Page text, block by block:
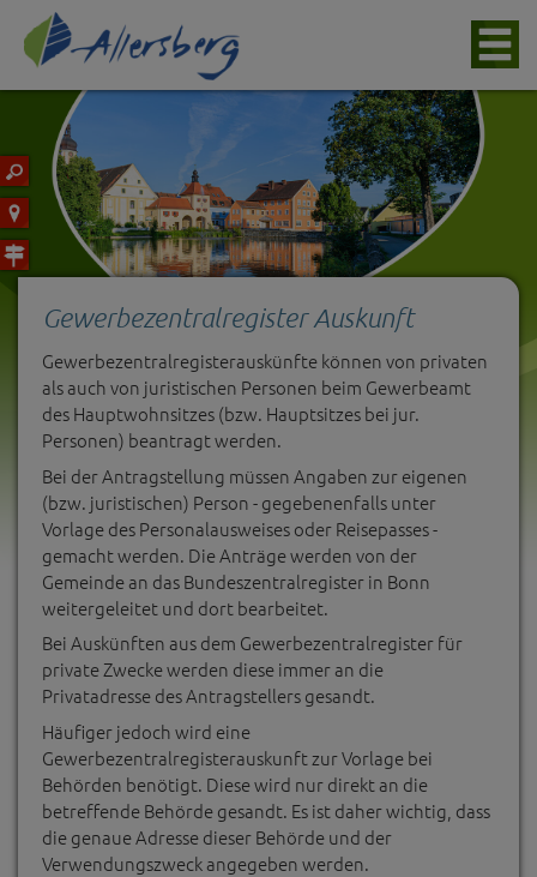
Gewerbezentralregister Auskunft
Gewerbezentralregisterauskünfte können von privaten
als auch von juristischen Personen beim Gewerbeamt
des Hauptwohnsitzes (bzw. Hauptsitzes bei jur.
Personen) beantragt werden.
Bei der Antragstellung müssen Angaben zur eigenen
(bzw. juristischen) Person - gegebenenfalls unter
Vorlage des Personalausweises oder Reisepasses -
gemacht werden. Die Anträge werden von der
Gemeinde an das Bundeszentralregister in Bonn
weitergeleitet und dort bearbeitet.
Bei Auskünften aus dem Gewerbezentralregister für
private Zwecke werden diese immer an die
Privatadresse des Antragstellers gesandt.
Häufiger jedoch wird eine
Gewerbezentralregisterauskunft zur Vorlage bei
Behörden benötigt. Diese wird nur direkt an die
betreffende Behörde gesandt. Es ist daher wichtig, dass
die genaue Adresse dieser Behörde und der
Verwendungszweck angegeben werden.